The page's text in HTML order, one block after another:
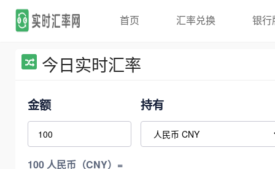
首页 汇率兑换 银行
今日实时汇率
金额 持有
100 人民币（CNY）=